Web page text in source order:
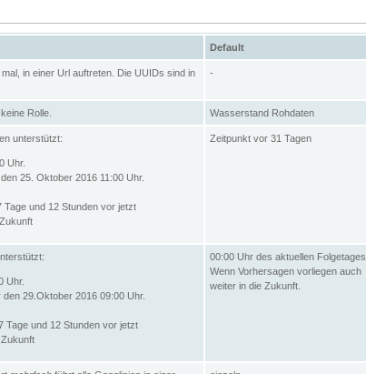
Default
in einer Url auftreten. Die UUIDs sind in
-
Rolle. Wasserstand Rohdaten
unterstützt:
Uhr.
25. Oktober 2016 11:00 Uhr.
Tage und 12 Stunden vor jetzt
Zeitpunkt vor 31 Tagen
Uhr.
den 29.Oktober 2016 09:00 Uhr.
Tage und 12 Stunden vor jetzt
00:00 Uhr des aktuellen Folgetages.
Wenn Vorhersagen vorliegen auch
weiter in die Zukunft.